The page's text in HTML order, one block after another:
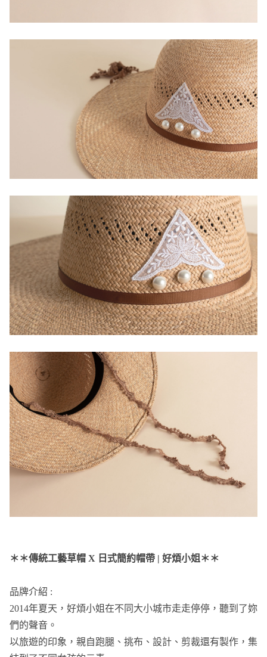
＊＊傳統工藝草帽 X 日式簡約帽帶 | 好煩小姐＊＊
品牌介紹 :
2014年夏天，好煩小姐在不同⼤小城市⾛走停停，聽到了妳
們的聲音。
以旅遊的印象，親自跑腿、挑布、設計、剪裁還有製作，集